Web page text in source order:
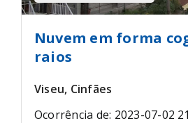
Nuvem em forma
raios
Viseu, Cinfães
Ocorrência de: 2023-07-02